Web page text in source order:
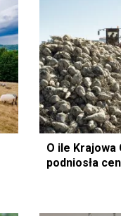
O ile Krajowa
podniosła